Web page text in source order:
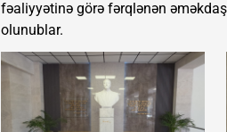
fəaliyyətinə görə fərqlənən
olunublar.